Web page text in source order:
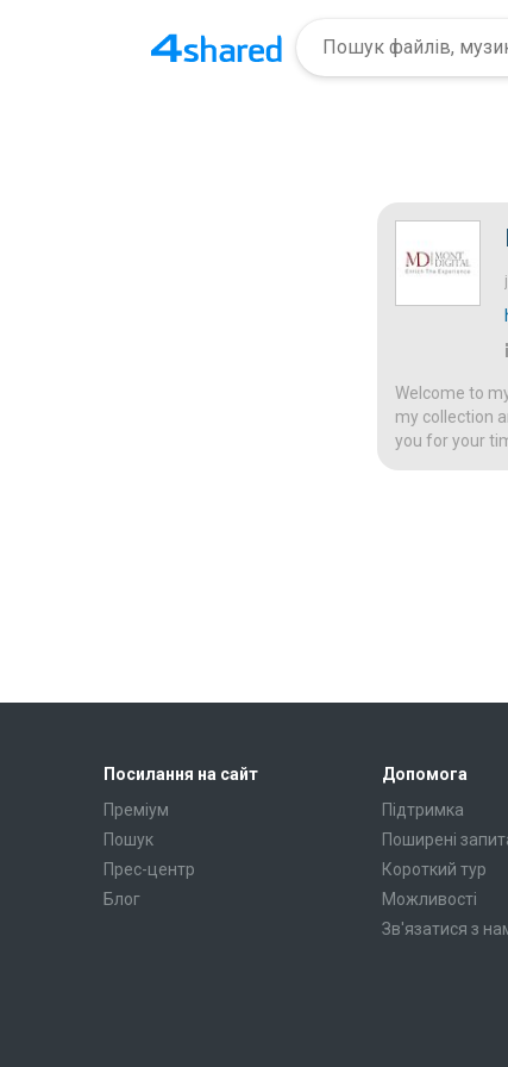
Welcome to
my collection
you for your
Посилання на сайт
Преміум
Пошук
Прес-центр
Блог
Допомога
Підтримка
Поширені
Короткий тур
Можливості
Зв'язатися з